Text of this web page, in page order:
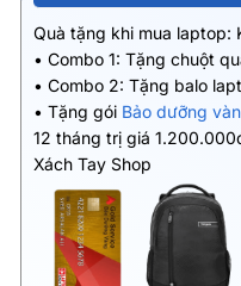
Quà tặng khi mua laptop:
• Combo 1: Tặng chuột
• Combo 2: Tặng balo
• Tặng gói Bảo dưỡng
12 tháng trị giá
Xách Tay Shop